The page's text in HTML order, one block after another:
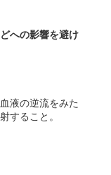
への影響を避け
液の逆流をみた
すること。